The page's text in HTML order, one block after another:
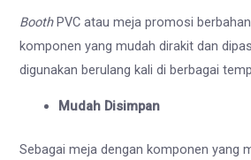
BoothPVC atau meja promosi
komponen yang mudah dirakit dan
digunakan berulang kali di berbagai
Mudah Disimpan
Sebagai meja dengan komponen yang